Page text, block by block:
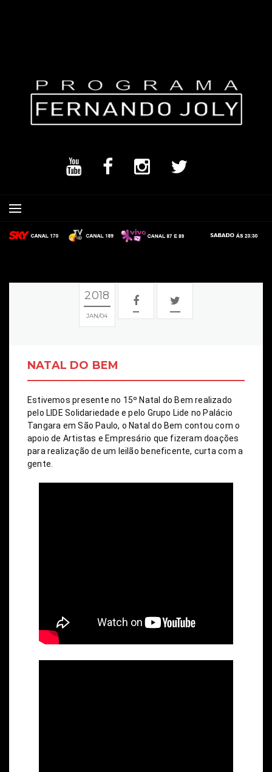
2018
JAN 04
NATAL DO BEM
Estivemos presente no 15º Natal do Bem realizado
pelo LIDE Solidariedade e pelo Grupo Lide no Palácio
Tangara em São Paulo, o Natal do Bem contou com o
apoio de Artistas e Empresário que fizeram doações
para realização de um leilão beneficente, curta com a
gente.